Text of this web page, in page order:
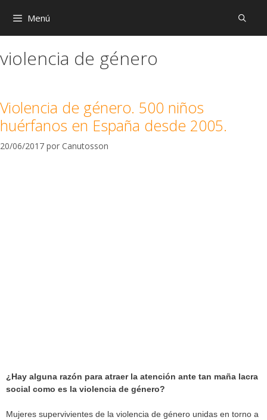
Menú
violencia de género
Violencia de género. 500 niños
huérfanos en España desde 2005.
20/06/2017 por Canutosson
¿Hay alguna razón para atraer la atención ante tan maña lacra
social como es la violencia de género?
Mujeres supervivientes de la violencia de género unidas en torno a